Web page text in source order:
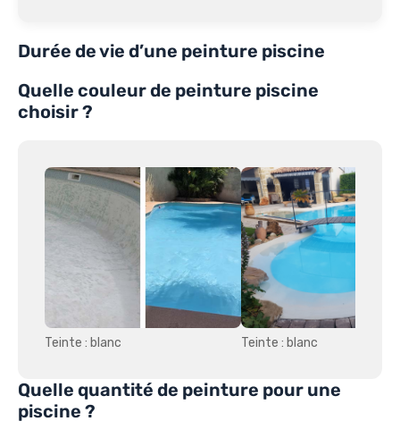
Durée de vie d’une peinture piscine
Quelle couleur de peinture piscine
choisir ?
Teinte : blanc Teinte : blanc
Quelle quantité de peinture pour une
piscine ?